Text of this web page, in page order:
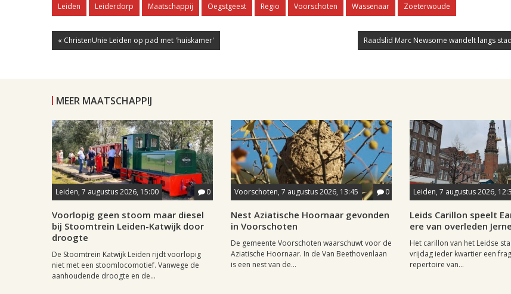
Leiden Leiderdorp Maatschappij Oegstgeest Regio Voorschoten Wassenaar Zoeterwoude
« ChristenUnie Leiden op pad met 'huiskamer' Raadslid Marc Newsome wandelt langs
MEER MAATSCHAPPIJ
Leiden, 7 augustus 2026, 15:00 0
Voorlopig geen stoom maar diesel
bij Stoomtrein Leiden-Katwijk door
droogte
De Stoomtrein Katwijk Leiden rijdt voorlopig
niet met een stoomlocomotief. Vanwege de
aanhoudende droogte en de...
Voorschoten, 7 augustus 2026, 13:45 0
Nest Aziatische Hoornaar gevonden
in Voorschoten
De gemeente Voorschoten waarschuwt voor de
Aziatische Hoornaar. In de Van Beethovenlaan
is een nest van de...
Leiden, 7 augustus 2026,
Leids Carillon speelt
ere van overleden
Het carillon van het Leidse
vrijdag ieder kwartier een
repertoire van...